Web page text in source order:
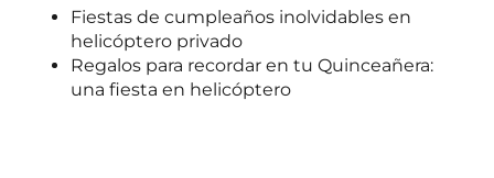
Fiestas de cumpleaños inolvidables en
helicóptero privado
Regalos para recordar en tu Quinceañera:
una fiesta en helicóptero